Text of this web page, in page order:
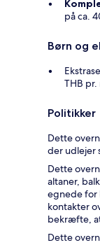
på ca.
Børn og
THB pr.
Politikker
Dette
der udlejer
Dette
altaner,
egnede for
kontakter
bekræfte,
Dette